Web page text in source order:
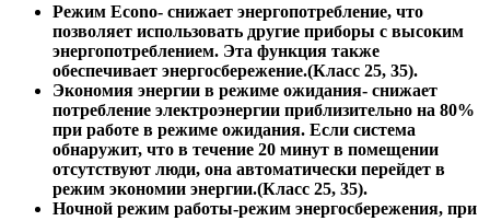
Режим Еcono- снижает энергопотребление, что
позволяет использовать другие приборы с высоким
энергопотреблением. Эта функция также
обеспечивает энергосбережение.(Класс 25, 35).
Экономия энергии в режиме ожидания- снижает
потребление электроэнергии приблизительно на 80%
при работе в режиме ожидания. Если система
обнаружит, что в течение 20 минут в помещении
отсутствуют люди, она автоматически перейдет в
режим экономии энергии.(Класс 25, 35).
Ночной режим работы-режим энергосбережения, при